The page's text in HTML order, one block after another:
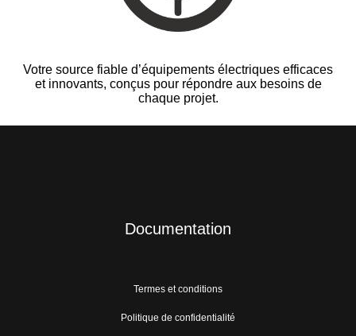
Votre source fiable d’équipements électriques efficaces
et innovants, conçus pour répondre aux besoins de
chaque projet.
Documentation
Termes et conditions
Politique de confidentialité